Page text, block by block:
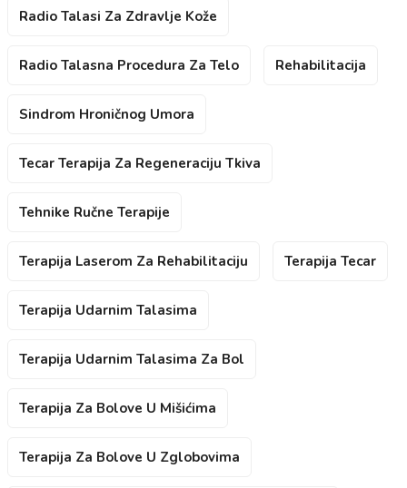
Radio Talasi Za Zdravlje Kože
Radio Talasna Procedura Za Telo Rehabilitacija
Sindrom Hroničnog Umora
Tecar Terapija Za Regeneraciju Tkiva
Tehnike Ručne Terapije
Terapija Laserom Za Rehabilitaciju Terapija Tecar
Terapija Udarnim Talasima
Terapija Udarnim Talasima Za Bol
Terapija Za Bolove U Mišićima
Terapija Za Bolove U Zglobovima